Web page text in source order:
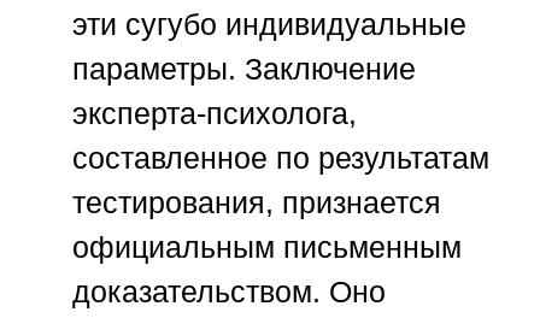
эти сугубо индивидуальные
параметры. Заключение
эксперта-психолога,
составленное по результатам
тестирования, признается
официальным письменным
доказательством. Оно